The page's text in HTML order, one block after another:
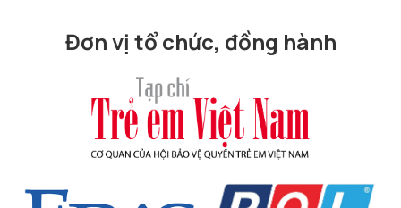
Đơn vị tổ chức, đồng hành